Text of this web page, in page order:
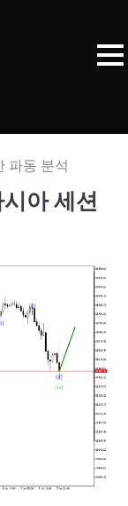
파동 분석
아 세션